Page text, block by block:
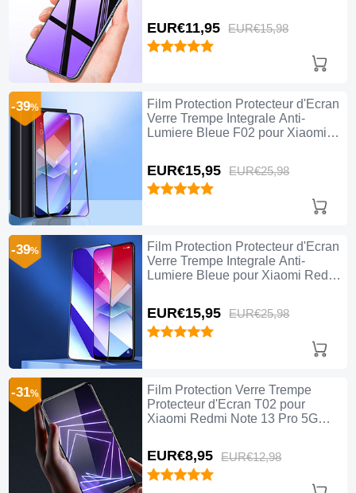
EUR€11,95 EUR€15,98
Film Protection Protecteur d'Ecran
Verre Trempe Integrale Anti-
Lumiere Bleue F02 pour Xiaomi
EUR€15,95 EUR€25,98
-39%
Film Protection Protecteur d'Ecran
Verre Trempe Integrale Anti-
Lumiere Bleue pour Xiaomi Redmi
EUR€15,95 EUR€25,98
-39%
Film Protection Verre Trempe
Protecteur d'Ecran T02 pour
Xiaomi Redmi Note 13 Pro 5G
EUR€8,95 EUR€12,98
-31%